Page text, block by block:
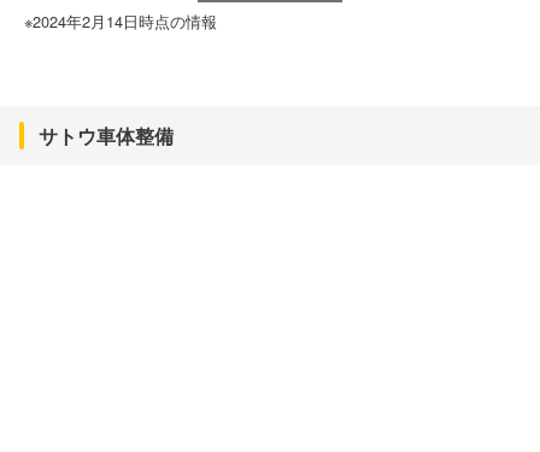
※2024年2月14日時点の情報
サトウ車体整備